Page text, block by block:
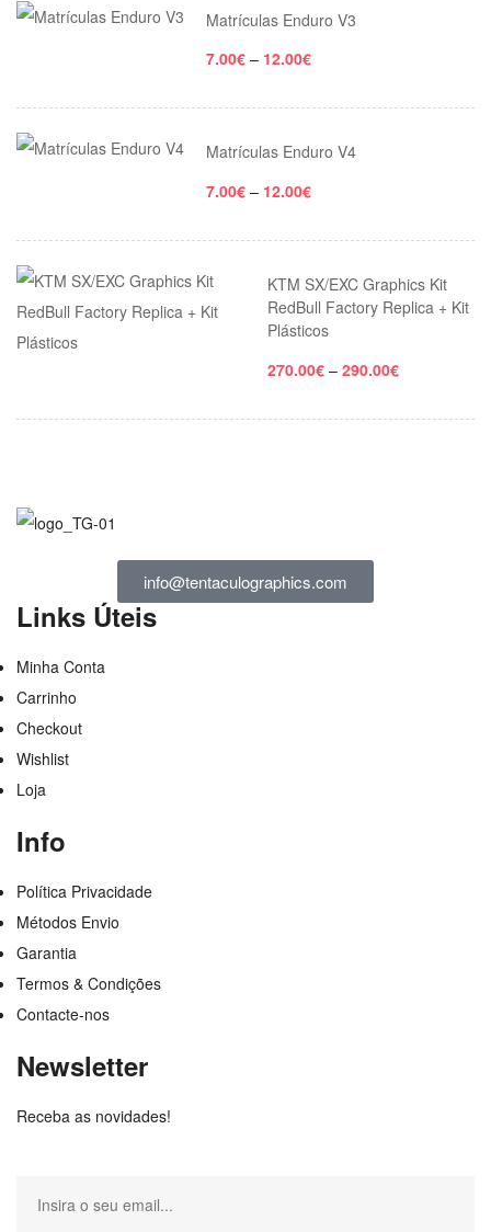
Matrículas Enduro V3
7.00€ – 12.00€
Matrículas Enduro V4
7.00€ – 12.00€
KTM SX/EXC Graphics Kit
RedBull Factory Replica + Kit
Plásticos
270.00€ – 290.00€
info@tentaculographics.com
Links Úteis
Minha Conta
Carrinho
Checkout
Wishlist
Loja
Info
Política Privacidade
Métodos Envio
Garantia
Termos & Condições
Contacte-nos
Newsletter
Receba as novidades!